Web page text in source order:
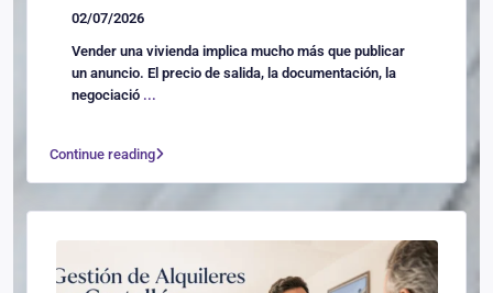
02/07/2026
Vender una vivienda implica mucho más que publicar
un anuncio. El precio de salida, la documentación, la
negociació ...
Continue reading